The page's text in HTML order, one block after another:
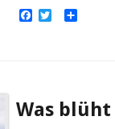
Facebook
Twitter
Was blüht